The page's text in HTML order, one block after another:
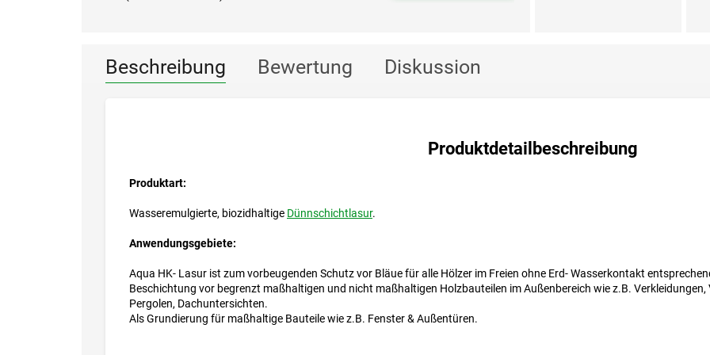
Beschreibung Bewertung Diskussion
Produktdetailbeschreibung
Produktart:
Wasseremulgierte, biozidhaltige Dünnschichtlasur.
Anwendungsgebiete:
Aqua HK- Lasur ist zum vorbeugenden Schutz vor Bläue für alle Hölzer im Freien ohne Erd- Wasserkontakt
Beschichtung vor begrenzt maßhaltigen und nicht maßhaltigen Holzbauteilen im Außenbereich wie z.B. Verkleidungen,
Pergolen, Dachuntersichten.
Als Grundierung für maßhaltige Bauteile wie z.B. Fenster & Außentüren.